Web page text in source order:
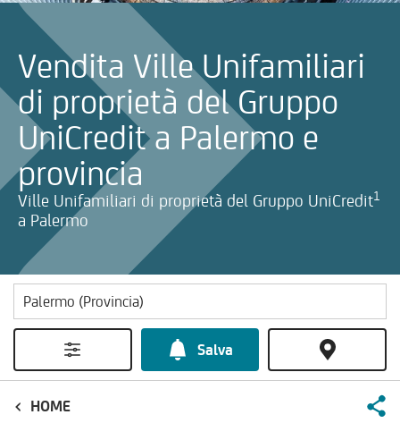
Vendita Ville Unifamiliari
di proprietà del Gruppo
UniCredit a Palermo e
provincia
Ville Unifamiliari di proprietà del Gruppo UniCredit1
a Palermo
Salva
HOME